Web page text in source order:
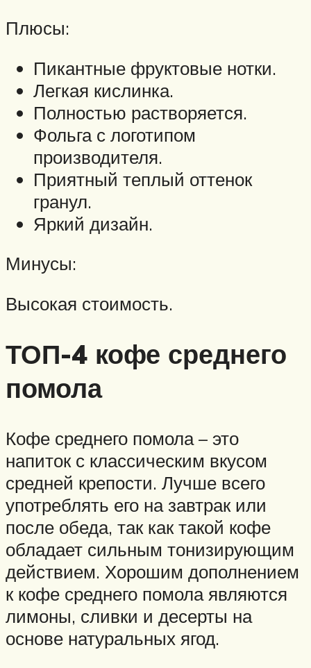
Плюсы:
Пикантные фруктовые нотки.
Легкая кислинка.
Полностью растворяется.
Фольга с логотипом
производителя.
Приятный теплый оттенок
гранул.
Яркий дизайн.
Минусы:
Высокая стоимость.
ТОП-4 кофе среднего
помола
Кофе среднего помола – это
напиток с классическим вкусом
средней крепости. Лучше всего
употреблять его на завтрак или
после обеда, так как такой кофе
обладает сильным тонизирующим
действием. Хорошим дополнением
к кофе среднего помола являются
лимоны, сливки и десерты на
основе натуральных ягод.